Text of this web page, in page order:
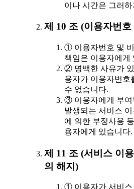
이나 시간은 그러
제 10 조 (이용자번호
① 이용자번호 및
책임은 이용자에게
② 명백한 사유가 있
용자가 이용자번호
수 없습니다.
③ 이용자에게 부여
발생되는 서비스
에 의한 부정사용
용자에게 있습니다.
제 11 조 (서비스 이
의 해지)
① 이용자가 서비스